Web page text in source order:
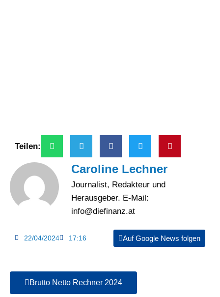
Teilen:
Caroline Lechner
Journalist, Redakteur und
Herausgeber. E-Mail:
info@diefinanz.at
22/04/2024 17:16 Auf Google News folgen
Brutto Netto Rechner 2024